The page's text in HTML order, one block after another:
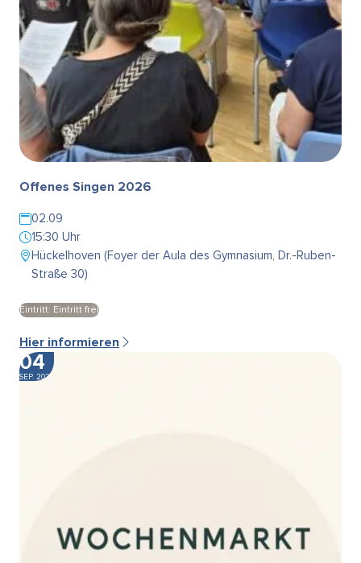
Offenes Singen 2026
02.09
15:30 Uhr
Hückelhoven (Foyer der Aula des Gymnasium, Dr.-Ruben-
Straße 30)
Eintritt: Eintritt frei
Hier informieren
04
SEP. 2026